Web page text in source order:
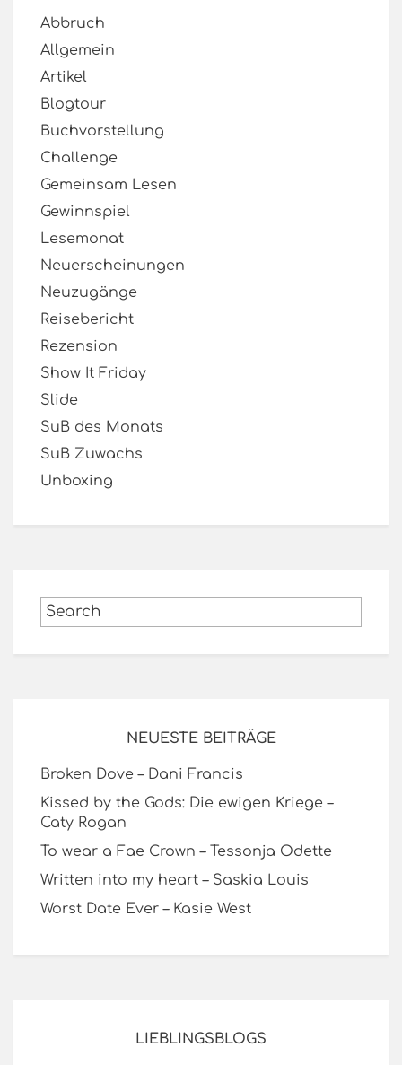
Abbruch
Allgemein
Artikel
Blogtour
Buchvorstellung
Challenge
Gemeinsam Lesen
Gewinnspiel
Lesemonat
Neuerscheinungen
Neuzugänge
Reisebericht
Rezension
Show It Friday
Slide
SuB des Monats
SuB Zuwachs
Unboxing
NEUESTE BEITRÄGE
Broken Dove – Dani Francis
Kissed by the Gods: Die ewigen Kriege –
Caty Rogan
To wear a Fae Crown – Tessonja Odette
Written into my heart – Saskia Louis
Worst Date Ever – Kasie West
LIEBLINGSBLOGS